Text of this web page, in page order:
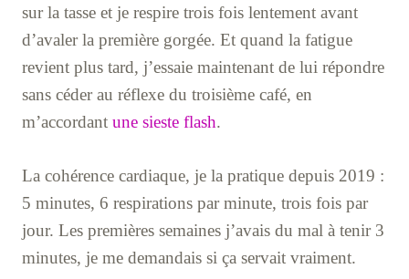
sur la tasse et je respire trois fois lentement avant
d’avaler la première gorgée. Et quand la fatigue
revient plus tard, j’essaie maintenant de lui répondre
sans céder au réflexe du troisième café, en
m’accordant une sieste flash.
La cohérence cardiaque, je la pratique depuis 2019 :
5 minutes, 6 respirations par minute, trois fois par
jour. Les premières semaines j’avais du mal à tenir 3
minutes, je me demandais si ça servait vraiment.